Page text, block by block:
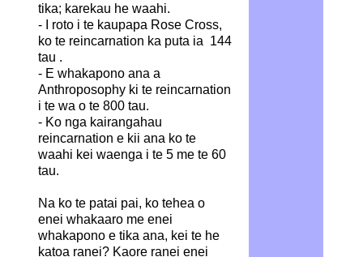
tika; karekau he waahi.
- I roto i te kaupapa Rose Cross,
ko te reincarnation ka puta ia 144
tau .
- E whakapono ana a
Anthroposophy ki te reincarnation
i te wa o te 800 tau.
- Ko nga kairangahau
reincarnation e kii ana ko te
waahi kei waenga i te 5 me te 60
tau.
Na ko te patai pai, ko tehea o
enei whakaaro me enei
whakapono e tika ana, kei te he
katoa ranei? Kaore ranei enei